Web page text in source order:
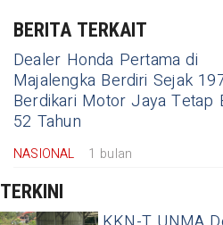
BERITA TERKAIT
Dealer Honda Pertama di
Majalengka Berdiri Sejak
Berdikari Motor Jaya Tetap
52 Tahun
NASIONAL 1 bulan
TERKINI